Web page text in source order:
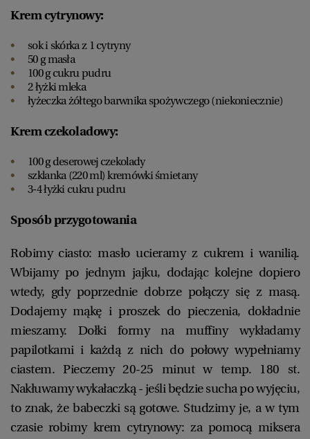
Krem cytrynowy:
sok i skórka z 1 cytryny
50 g masła
100 g cukru pudru
2 łyżki mleka
łyżeczka żółtego barwnika spożywczego (niekoniecznie)
Krem czekoladowy:
100 g deserowej czekolady
szklanka (220 ml) kremówki śmietany
3-4 łyżki cukru pudru
Sposób przygotowania
Robimy ciasto: masło ucieramy z cukrem i wanilią.
Wbijamy po jednym jajku, dodając kolejne dopiero
wtedy, gdy poprzednie dobrze połączy się z masą.
Dodajemy mąkę i proszek do pieczenia, dokładnie
mieszamy. Dołki formy na muffiny wykładamy
papilotkami i każdą z nich do połowy wypełniamy
ciastem. Pieczemy 20-25 minut w temp. 180 st.
Nakłuwamy wykałaczką - jeśli będzie sucha po wyjęciu,
to znak, że babeczki są gotowe. Studzimy je, a w tym
czasie robimy krem cytrynowy: za pomocą miksera